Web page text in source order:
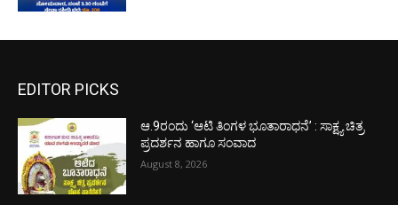
EDITOR PICKS
ಆ.9ರಂದು ‘ಆಟಿ ತಿಂಗಳ ಭೂತಾರಾಧನೆ’ : ಸಾಕ್ಷ್ಯ ಚಿತ್ರ
ಪ್ರದರ್ಶನ ಹಾಗೂ ಸಂವಾದ
August 8, 2026